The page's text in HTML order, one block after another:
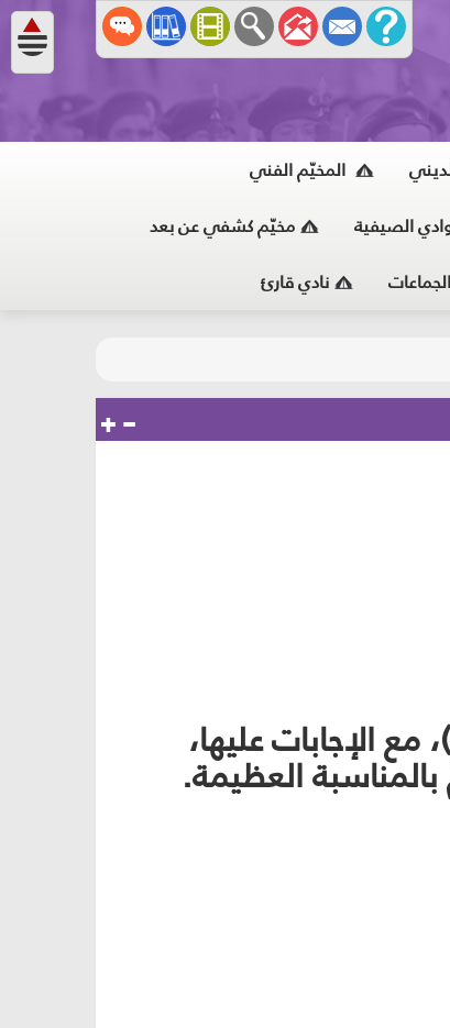
المخيّم الفني
الصيفية مخيّم كشفي عن بعد
نادي قارئ
الإجابات عليها،
العظيمة.